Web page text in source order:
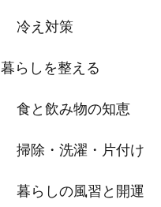
冷え対策
暮らしを整える
食と飲み物の知恵
掃除・洗濯・片付け
暮らしの風習と開運